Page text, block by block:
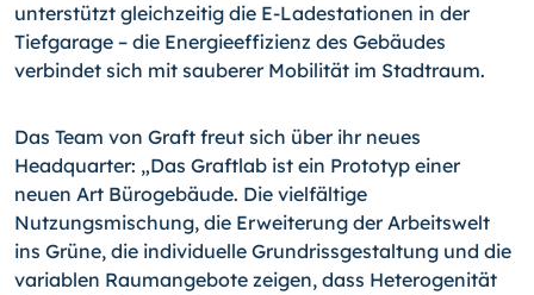
unterstützt gleichzeitig die E-Ladestationen in der
Tiefgarage – die Energieeffizienz des Gebäudes
verbindet sich mit sauberer Mobilität im Stadtraum.
Das Team von Graft freut sich über ihr neues
Headquarter: „Das Graftlab ist ein Prototyp einer
neuen Art Bürogebäude. Die vielfältige
Nutzungsmischung, die Erweiterung der Arbeitswelt
ins Grüne, die individuelle Grundrissgestaltung und die
variablen Raumangebote zeigen, dass Heterogenität